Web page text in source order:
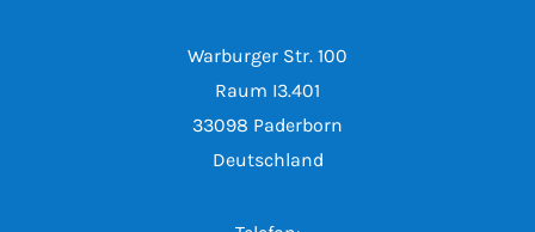
Warburger Str. 100
Raum I3.401
33098 Paderborn
Deutschland